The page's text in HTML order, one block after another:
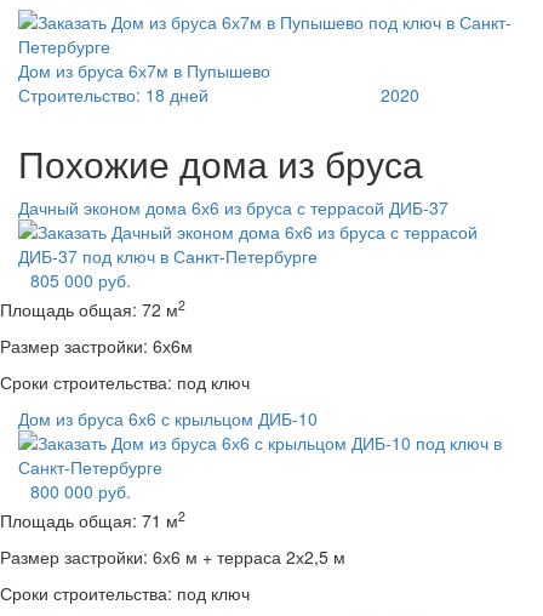
Дом из бруса 6х7м в Пупышево
Строительство: 18 дней 2020
Похожие дома из бруса
Дачный эконом дома 6х6 из бруса с террасой ДИБ-37
805 000 руб.
Площадь общая: 72 м2
Размер застройки: 6х6м
Сроки строительства: под ключ
Дом из бруса 6х6 с крыльцом ДИБ-10
800 000 руб.
Площадь общая: 71 м2
Размер застройки: 6х6 м + терраса 2х2,5 м
Сроки строительства: под ключ